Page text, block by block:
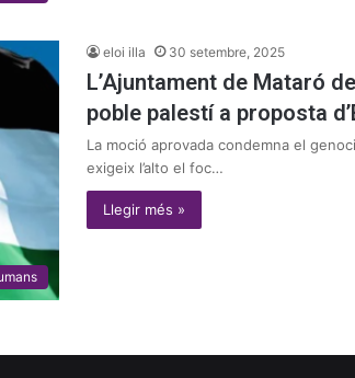
eloi illa 30 setembre, 2025
L’Ajuntament de Mataró
poble palestí a proposta
La moció aprovada condemna el
exigeix l’alto el foc…
Llegir més »